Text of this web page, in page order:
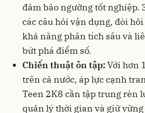
đảm bảo ngưỡng tốt nghiệp.
các câu hỏi vận dụng, đòi
khả năng phân tích sâu và
bứt phá điểm số.
Chiến thuật ôn tập:Với hơn
trên cả nước, áp lực cạnh
Teen 2K8 cần tập trung rèn
quản lý thời gian và giữ